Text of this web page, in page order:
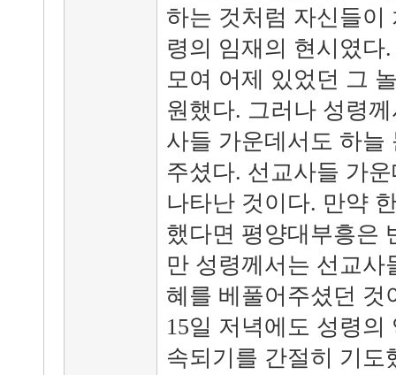
하는 것처럼 자신들이
령의 임재의 현시였다
모여 어제 있었던 그
원했다. 그러나 성령
사들 가운데서도 하늘
주셨다. 선교사들 가
나타난 것이다. 만약
했다면 평양대부흥은
만 성령께서는 선교사
혜를 베풀어주셨던 것
15일 저녁에도 성령
속되기를 간절히 기도